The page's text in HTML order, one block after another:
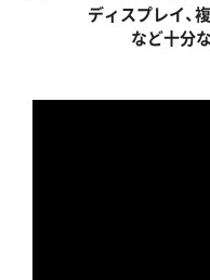
ディスプレイ、
など十分